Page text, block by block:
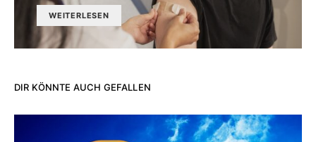
WEITERLESEN
DIR KÖNNTE AUCH GEFALLEN